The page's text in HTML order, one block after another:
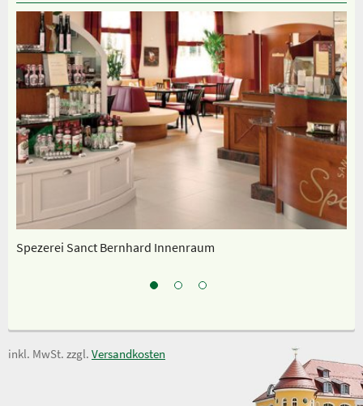
Spezerei Sanct Bernhard Innenraum
inkl. MwSt. zzgl. Versandkosten